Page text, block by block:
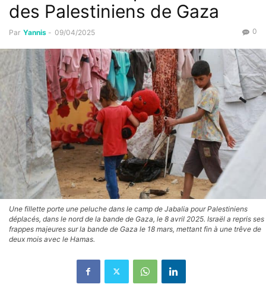
des Palestiniens de Gaza
Par Yannis - 09/04/2025 0
Une fillette porte une peluche dans le camp de Jabalia pour Palestiniens
déplacés, dans le nord de la bande de Gaza, le 8 avril 2025. Israël a repris ses
frappes majeures sur la bande de Gaza le 18 mars, mettant fin à une trêve de
deux mois avec le Hamas.